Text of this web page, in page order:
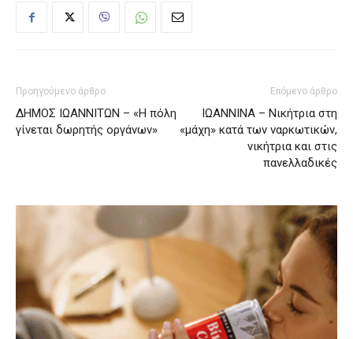
Προηγούμενο άρθρο
ΔΗΜΟΣ ΙΩΑΝΝΙΤΩΝ – «Η πόλη
γίνεται δωρητής οργάνων»
Επόμενο άρθρο
ΙΩΑΝΝΙΝΑ – Νικήτρια στη
«μάχη» κατά των ναρκωτικών,
νικήτρια και στις
πανελλαδικές